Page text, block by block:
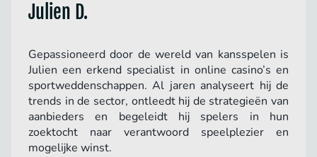
Julien D.
Gepassioneerd door de wereld van kansspelen is
Julien een erkend specialist in online casino’s en
sportweddenschappen. Al jaren analyseert hij de
trends in de sector, ontleedt hij de strategieën van
aanbieders en begeleidt hij spelers in hun
zoektocht naar verantwoord speelplezier en
mogelijke winst.